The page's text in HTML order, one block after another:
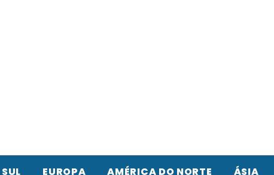
EUROPA AMÉRICA DO NORTE ÁSIA